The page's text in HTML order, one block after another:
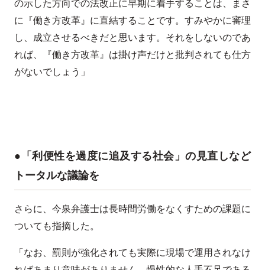
の示した方向での法改正に早期に着手することは、まさ
に『働き方改革』に直結することです。すみやかに審理
し、成立させるべきだと思います。それをしないのであ
れば、『働き方改革』は掛け声だけと批判されても仕方
がないでしょう」
●「利便性を過度に追及する社会」の見直しなど
トータルな議論を
さらに、今泉弁護士は長時間労働をなくすための課題に
ついても指摘した。
「なお、罰則が強化されても実際に現場で運用されなけ